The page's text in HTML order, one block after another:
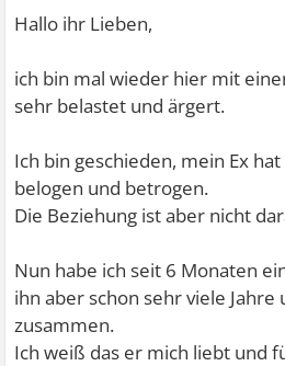
Hallo ihr Lieben,
ich bin mal wieder hier mit
sehr belastet und ärgert.
Ich bin geschieden, mein Ex
belogen und betrogen.
Die Beziehung ist aber nicht
Nun habe ich seit 6 Monaten
ihn aber schon sehr viele
zusammen.
Ich weiß das er mich liebt und